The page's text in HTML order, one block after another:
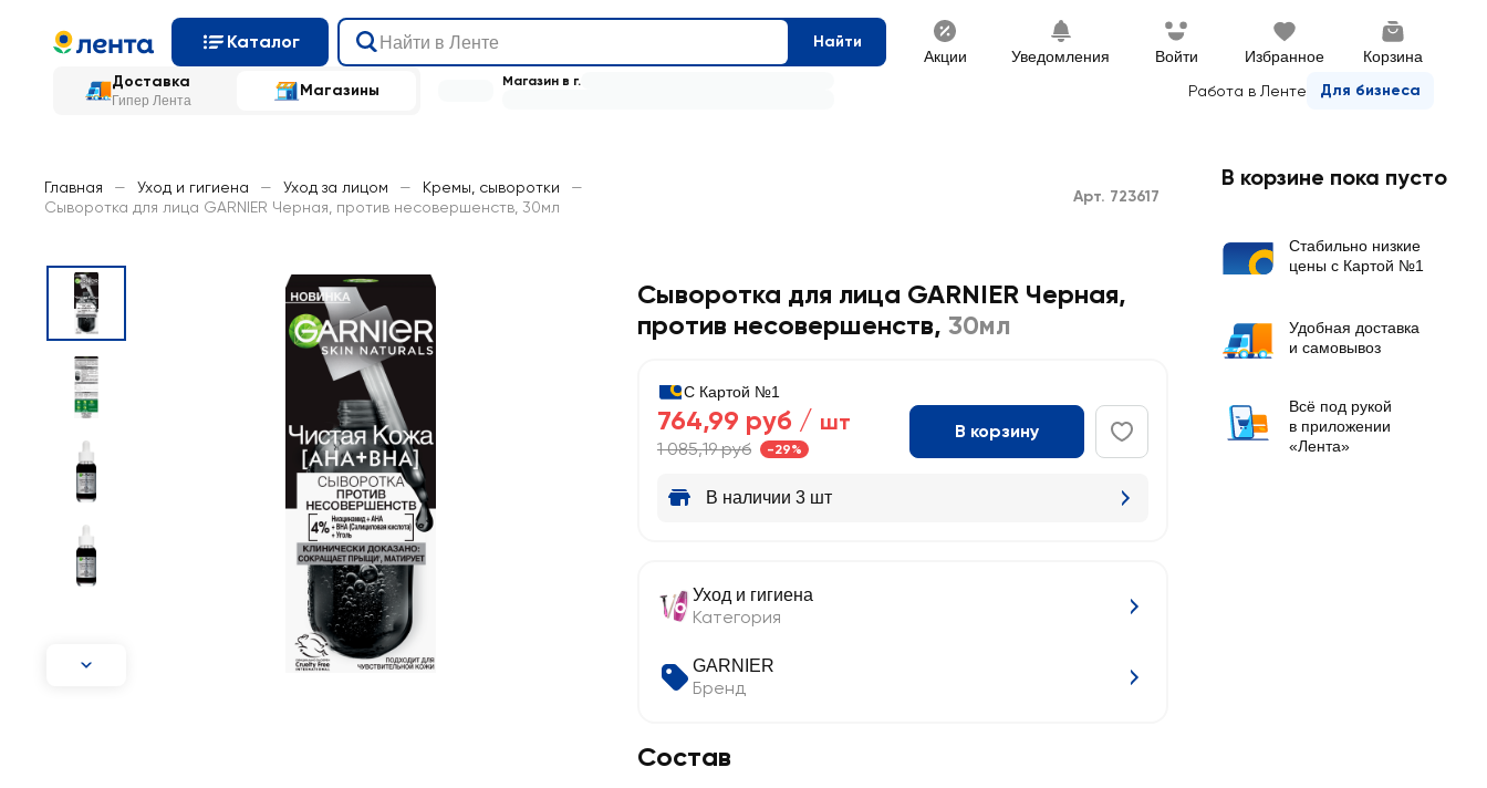
Каталог Найти
Акции Уведомления Войти Избранное Корзина
Доставка
Гипер Лента
Магазины Работа в Ленте Для бизнеса
Магазин в г.
Главная — Уход и гигиена — Уход за лицом — Кремы, сыворотки
—
Сыворотка для лица GARNIER Черная, против несовершенств, 30мл
Арт. 723617
Сыворотка для лица GARNIER Черная,
против несовершенств, 30мл
С Картой №1
764,99 руб / шт
1 085,19 руб -29%
В корзину
В наличии 3 шт
Уход и гигиена
Категория
GARNIER
Бренд
Состав
В корзине пока пусто
Стабильно низкие
цены с Картой №1
Удобная доставка
и самовывоз
Всё под рукой
в приложении
«Лента»